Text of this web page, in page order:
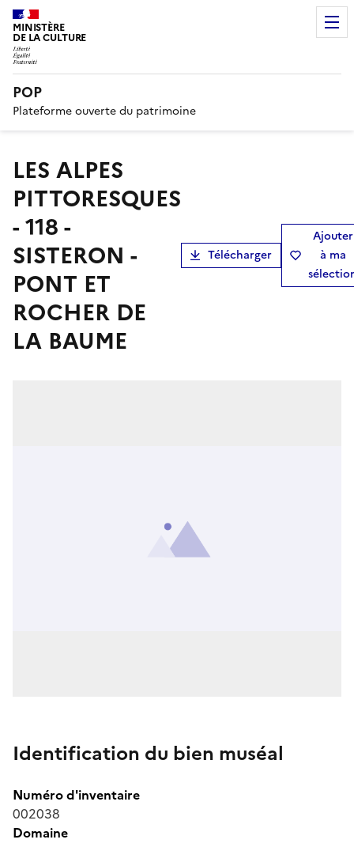
MINISTÈRE
DE LA CULTURE
POP
Plateforme ouverte du patrimoine
LES ALPES
PITTORESQUES
- 118 -
SISTERON -
PONT ET
ROCHER DE
LA BAUME
Télécharger
Ajouter
à ma
Identification du bien muséal
Numéro d'inventaire
002038
Domaine